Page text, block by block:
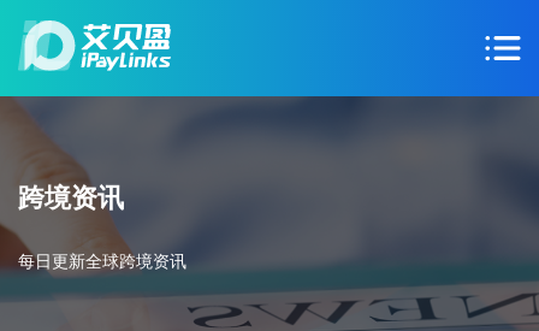
跨境资讯
每日更新全球跨境资讯